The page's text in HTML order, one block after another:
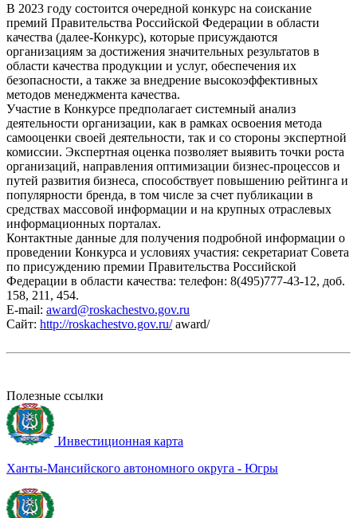
В 2023 году состоится очередной конкурс на соискание
премий Правительства Российской Федерации в области
качества (далее-Конкурс), которые присуждаются
организациям за достижения значительных результатов в
области качества продукции и услуг, обеспечения их
безопасности, а также за внедрение высокоэффективных
методов менеджмента качества.
Участие в Конкурсе предполагает системный анализ
деятельности организации, как в рамках освоения метода
самооценки своей деятельности, так и со стороны экспертной
комиссии. Экспертная оценка позволяет выявить точки роста
организаций, направления оптимизации бизнес-процессов и
путей развития бизнеса, способствует повышению рейтинга и
популярности бренда, в том числе за счет публикации в
средствах массовой информации и на крупных отраслевых
информационных порталах.
Контактные данные для получения подробной информации о
проведении Конкурса и условиях участия: секретариат Совета
по присуждению премии Правительства Российской
Федерации в области качества: телефон: 8(495)777-43-12, доб.
158, 211, 454.
E-mail: award@roskachestvo.gov.ru
Сайт: http://roskachestvo.gov.ru/award/
Полезные ссылки
Инвестиционная карта
Ханты-Мансийского автономного округа - Югры